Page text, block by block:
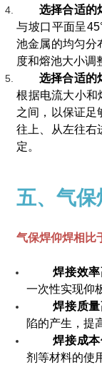
选择合适的
与坡口平面呈
池金属的均匀分
度和熔池大小调
选择合适的
根据电流大小和
之间，以保证足
往上、从左往右
定。
五、气保
气保焊仰焊相比
焊接效
一次性实现仰
焊接质
陷的产生，提
焊接成
剂等材料的使